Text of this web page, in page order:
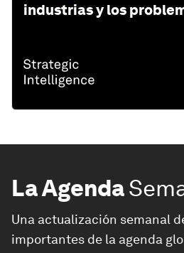
industrias y los
La Agenda
Una actualización semanal
importantes de la agenda